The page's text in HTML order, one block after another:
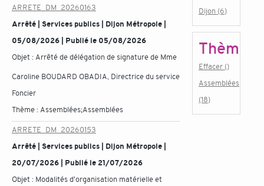
ARRETE_DM_20260163
Arrêté | Services publics | Dijon Métropole |
05/08/2026 | Publié le 05/08/2026
Objet : Arrêté de délégation de signature de Mme
Caroline BOUDARD OBADIA, Directrice du service
Foncier
Thème : Assemblées;Assemblées
ARRETE_DM_20260153
Arrêté | Services publics | Dijon Métropole |
20/07/2026 | Publié le 21/07/2026
Objet : Modalités d'organisation matérielle et
Dijon (6)
Thème
Effacer ()
Assemblées
(18)